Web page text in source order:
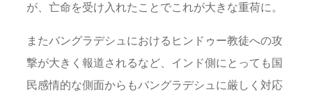
が、亡命を受け入れたことでこれが大きな重荷に。
またバングラデシュにおけるヒンドゥー教徒への攻
撃が大きく報道されるなど、インド側にとっても国
民感情的な側面からもバングラデシュに厳しく対応